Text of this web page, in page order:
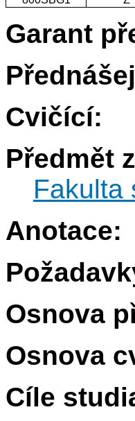
Garant
Cvičící:
Předmět
Fakulta
Anotace:
Osnova
Osnova
Cíle